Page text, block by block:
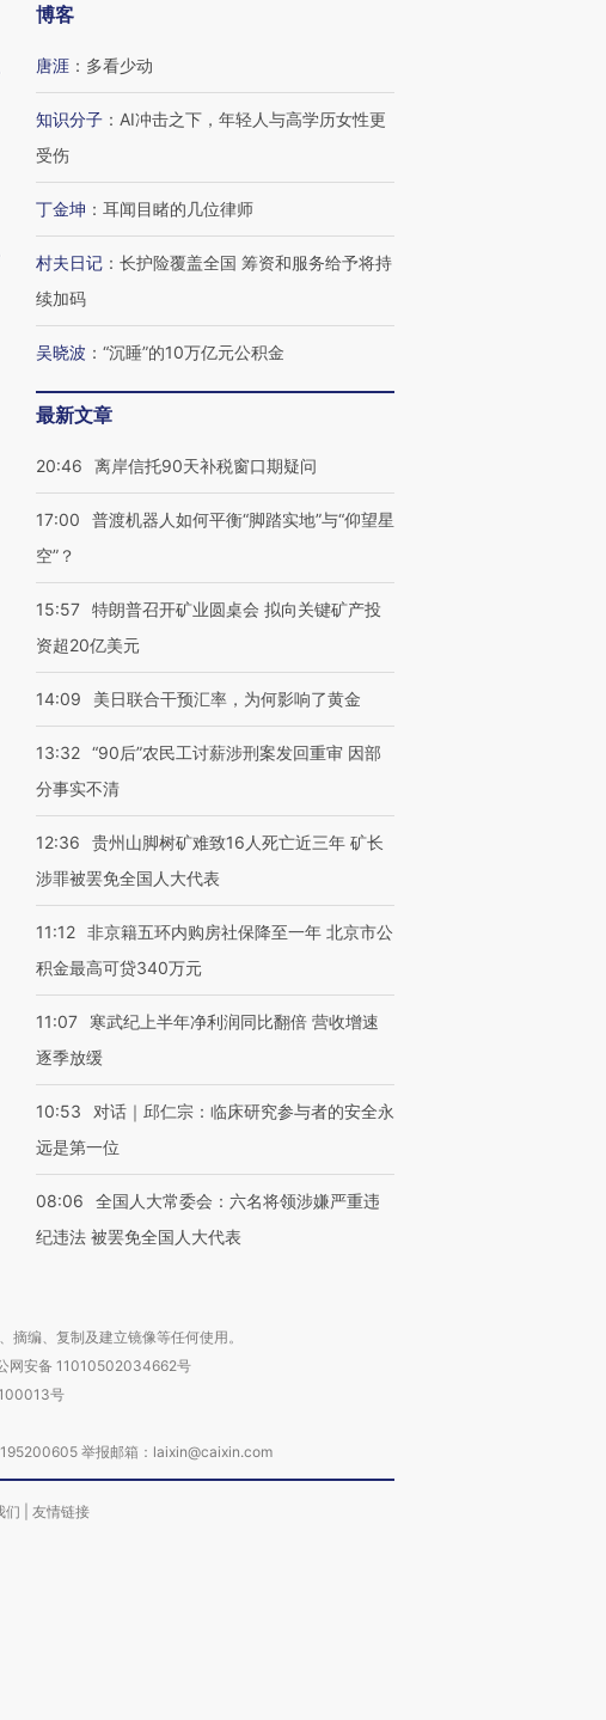
飞行员跨国走私7万
摇头丸 尿检体内含3种
视线｜被称为“蟑螂”的印
度Z世代 用街头抗争将教
育部长拱下台
视线｜“入侵”还是“人道危
广】走进第四届链博
博客
唐涯 ： 多看少动
知识分子 ： AI冲击之下，年轻人与高学历女性更
受伤
丁金坤 ： 耳闻目睹的几位律师
村夫日记 ： 长护险覆盖全国 筹资和服务给予将持
续加码
吴晓波 ： “沉睡”的10万亿元公积金
最新文章
20:46 离岸信托90天补税窗口期疑问
17:00
普渡机器人如何平衡“脚踏实地”与“仰望星
空”？
15:57 特朗普召开矿业圆桌会 拟向关键矿产投
资超20亿美元
14:09 美日联合干预汇率，为何影响了黄金
13:32 “90后”农民工讨薪涉刑案发回重审 因部
分事实不清
12:36
贵州山脚树矿难致16人死亡近三年 矿长
涉罪被罢免全国人大代表
11:12 非京籍五环内购房社保降至一年 北京市公
积金最高可贷340万元
11:07
寒武纪上半年净利润同比翻倍 营收增速
逐季放缓
10:53
对话｜邱仁宗：临床研究参与者的安全永
远是第一位
08:06
全国人大常委会：六名将领涉嫌严重违
纪违法 被罢免全国人大代表
编、复制及建立镜像等任何使用。
网安备 11010502034662号
号
举报邮箱：laixin@caixin.com
们 友情链接